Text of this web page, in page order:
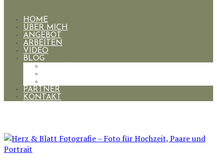
HOME
ÜBER MICH
ANGEBOT
ARBEITEN
VIDEO
BLOG
PARTNER
KONTAKT